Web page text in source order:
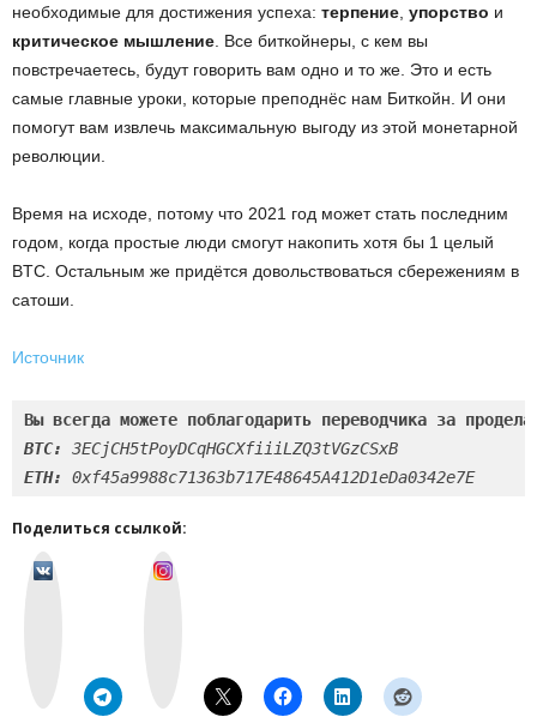
необходимые для достижения успеха: терпение упорство и
критическое мышление . Все биткойнеры, с кем вы
повстречаетесь, будут говорить вам одно и то же. Это и есть
самые главные уроки, которые преподнёс нам Биткойн. И они
помогут вам извлечь максимальную выгоду из этой монетарной
революции.
Время на исходе, потому что 2021 год может стать последним
годом, когда простые люди смогут накопить хотя бы 1 целый
BTC. Остальным же придётся довольствоваться сбережениям в
сатоши.
Источник
BTC:
ETH: 0xf45a9988c71363b717E48645A412D1eDa0342e7E
Поделиться ссылкой: